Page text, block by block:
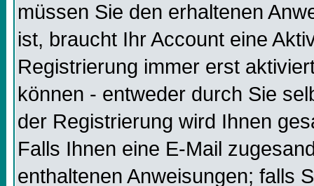
müssen Sie den erhaltenen
ist, braucht Ihr Account eine
Registrierung immer erst
können - entweder durch Sie
der Registrierung wird Ihnen
Falls Ihnen eine E-Mail
enthaltenen Anweisungen; falls